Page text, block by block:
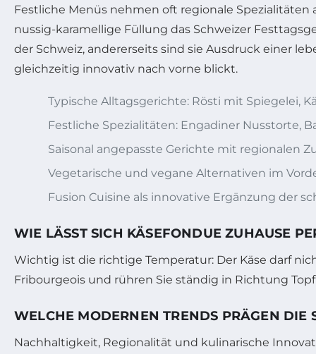
Festliche Menüs nehmen oft regionale
nussig-karamellige Füllung das Schweizer
der Schweiz, andererseits sind sie Ausdruck einer
gleichzeitig innovativ nach vorne blickt.
Typische Alltagsgerichte: Rösti mit Spiegelei,
Festliche Spezialitäten: Engadiner Nusstorte,
Saisonal angepasste Gerichte mit regionalen
Vegetarische und vegane Alternativen im
Fusion Cuisine als innovative Ergänzung der
WIE LÄSST SICH KÄSEFONDUE ZUHAUSE
Wichtig ist die richtige Temperatur: Der Käse darf
Fribourgeois und rühren Sie ständig in Richtung
WELCHE MODERNEN TRENDS PRÄGEN DIE
Nachhaltigkeit, Regionalität und kulinarische